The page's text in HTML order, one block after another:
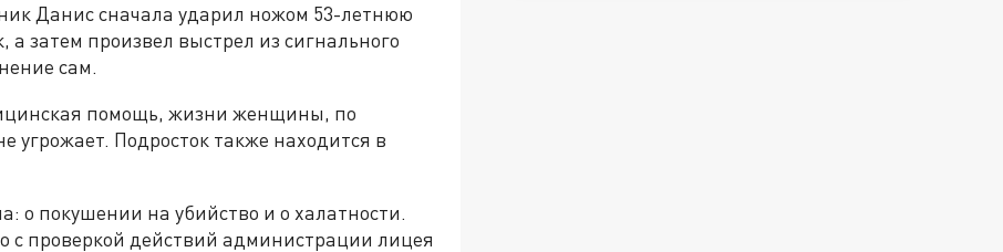
Данис сначала ударил ножом 53-летнюю
затем произвел выстрел из сигнального
сам.
помощь, жизни женщины, по
Подросток также находится в
о покушении на убийство и о халатности.
с проверкой действий администрации лицея